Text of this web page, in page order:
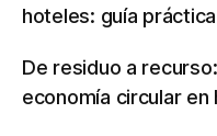
hoteles: guía
De residuo a
economía circular en